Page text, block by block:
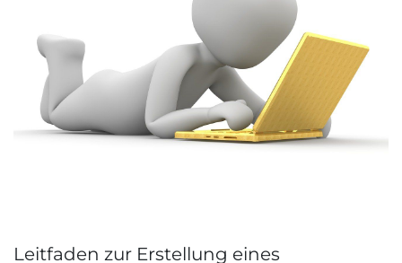
Leitfaden zur Erstellung eines